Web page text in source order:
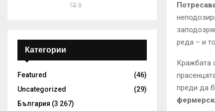
реда – и
Кражбата
преди да
0
Категории
Featured
(46)
Uncategorized
(29)
България (3 267)